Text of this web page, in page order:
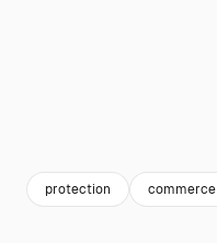
protection commerce